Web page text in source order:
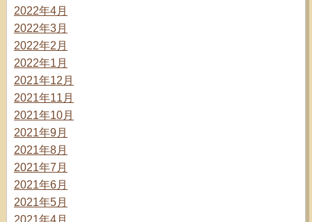
2022年4月
2022年3月
2022年2月
2022年1月
2021年12月
2021年11月
2021年10月
2021年9月
2021年8月
2021年7月
2021年6月
2021年5月
2021年4月